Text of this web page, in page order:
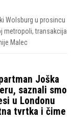
Wolsburg u prosincu
metropoli, transakcija
Malec
Joška
saznali smo
u Londonu
tvrtka i čime